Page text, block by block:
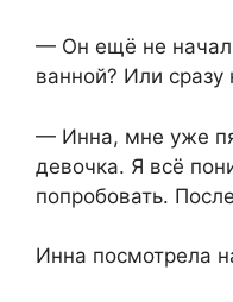
— Он ещё не начал
ванной? Или сразу
— Инна, мне уже
девочка. Я всё
попробовать.
Инна посмотрела